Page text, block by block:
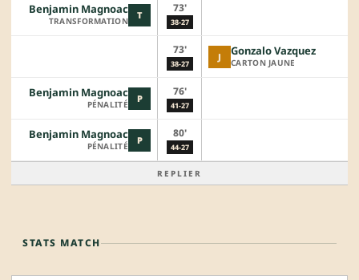
T
Benjamin Magnoac
TRANSFORMATION
73'
38-27
73'
38-27
J Gonzalo Vazquez
CARTON JAUNE
P
Benjamin Magnoac
PÉNALITÉ
76'
41-27
P
Benjamin Magnoac
PÉNALITÉ
80'
44-27
REPLIER
STATS MATCH